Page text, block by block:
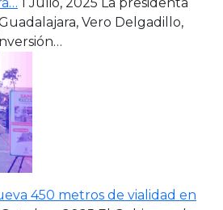
Vero Delgadillo,
450 metros de vialidad en